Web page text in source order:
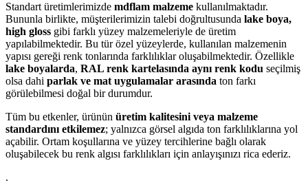
Standart üretimlerimizde mdflam malzeme kullanılmaktadır.
Bununla birlikte, müşterilerimizin talebi doğrultusunda lake boya,
high gloss gibi farklı yüzey malzemeleriyle de üretim
yapılabilmektedir. Bu tür özel yüzeylerde, kullanılan malzemenin
yapısı gereği renk tonlarında farklılıklar oluşabilmektedir. Özellikle
lake boyalarda, RAL renk kartelasında aynı renk kodu seçilmiş
olsa dahi parlak ve mat uygulamalar arasında ton farkı
görülebilmesi doğal bir durumdur.
Tüm bu etkenler, ürünün üretim kalitesini veya malzeme
standardını etkilemez; yalnızca görsel algıda ton farklılıklarına yol
açabilir. Ortam koşullarına ve yüzey tercihlerine bağlı olarak
oluşabilecek bu renk algısı farklılıkları için anlayışınızı rica ederiz.
.